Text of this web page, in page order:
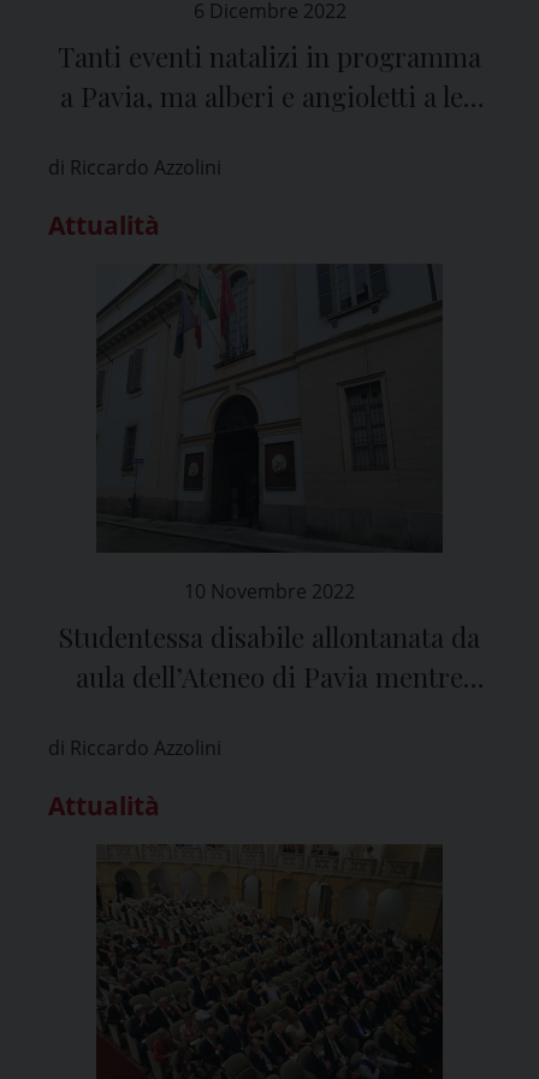
6 Dicembre 2022
Tanti eventi natalizi in programma
a Pavia, ma alberi e angioletti a led
di Riccardo Azzolini
Attualità
10 Novembre 2022
Studentessa disabile allontanata da
aula dell’Ateneo di Pavia mentre
di Riccardo Azzolini
Attualità